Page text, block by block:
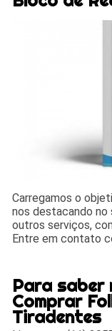
Carregamos o
nos destacando
outros serviços,
Entre em contato
Para saber
Comprar
Tiradentes